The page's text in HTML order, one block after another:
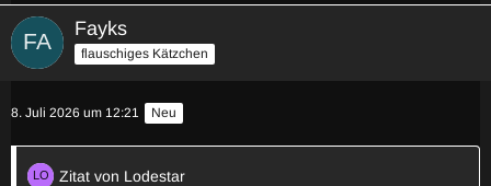
Fayks
flauschiges Kätzchen
8. Juli 2026 um 12:21 Neu
Zitat von Lodestar